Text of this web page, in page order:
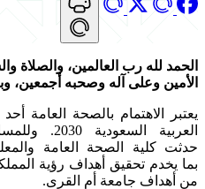
الحمد لله رب العالمين، والصلاة
الأمين وعلى آله وصحبه أجمعين،
يعتبر الاهتمام بالصحة العامة
العربية
حدثت كلية الصحة العامة
من أهداف جامعة أم القرى.